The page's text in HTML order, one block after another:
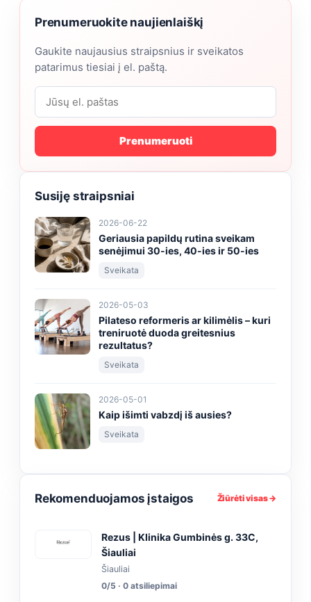
Prenumeruokite naujienlaiškį
Gaukite naujausius straipsnius ir sveikatos
patarimus tiesiai į el. paštą.
Prenumeruoti
Susiję straipsniai
2026-06-22
Geriausia papildų rutina sveikam
senėjimui 30-ies, 40-ies ir 50-ies
Sveikata
2026-05-03
Pilateso reformeris ar kilimėlis – kuri
treniruotė duoda greitesnius
rezultatus?
Sveikata
2026-05-01
Kaip išimti vabzdį iš ausies?
Sveikata
Rekomenduojamos įstaigos Žiūrėti visas →
Rezus | Klinika Gumbinės g. 33C,
Šiauliai
Šiauliai
0/5 · 0 atsiliepimai